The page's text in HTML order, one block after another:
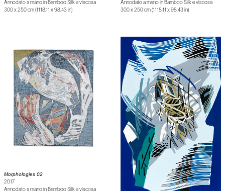
Annodato a mano in Bamboo Silk e viscosa
300 x 250 cm (1118.11 x 98.43 in)
Annodato a mano in Bamboo Silk e viscosa
300 x 250 cm (1118.11 x 98.43 in)
Morphologies 02
2017
Annodato a mano in Bamboo Silk e viscosa